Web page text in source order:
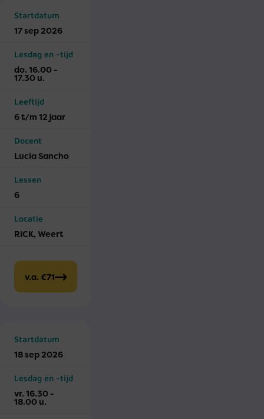
Startdatum
17 sep 2026
Lesdag en -tijd
do. 16.00 -
17.30 u.
Leeftijd
6 t/m 12 jaar
Docent
Lucia Sancho
Lessen
6
Locatie
RICK, Weert
v.a. €71
Startdatum
18 sep 2026
Lesdag en -tijd
vr. 16.30 -
18.00 u.